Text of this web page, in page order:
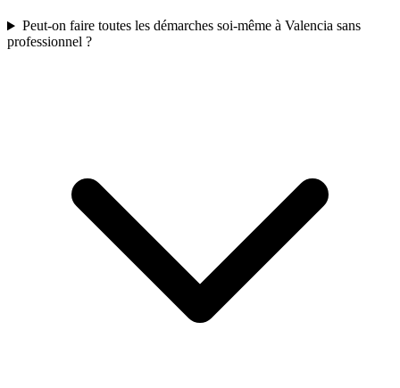
Peut-on faire toutes les démarches soi-même à Valencia sans
professionnel ?